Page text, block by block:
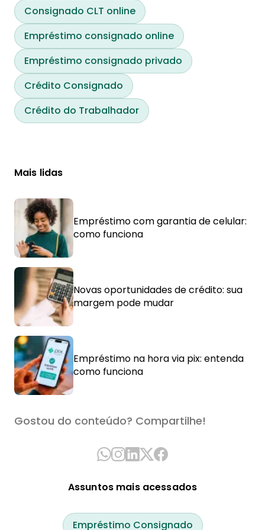
Consignado CLT online
Empréstimo consignado online
Empréstimo consignado privado
Crédito Consignado
Crédito do Trabalhador
Mais lidas
Empréstimo com garantia de celular:
como funciona
Novas oportunidades de crédito: sua
margem pode mudar
Empréstimo na hora via pix: entenda
como funciona
Gostou do conteúdo? Compartilhe!
Assuntos mais acessados
Empréstimo Consignado